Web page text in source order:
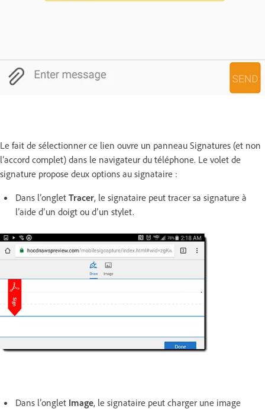
Le fait de sélectionner ce lien ouvre un panneau Signatures (et non
l’accord complet) dans le navigateur du téléphone. Le volet de
signature propose deux options au signataire :
Dans l’onglet Tracer, le signataire peut tracer sa signature à
l’aide d’un doigt ou d’un stylet.
Dans l’onglet Image, le signataire peut charger une image